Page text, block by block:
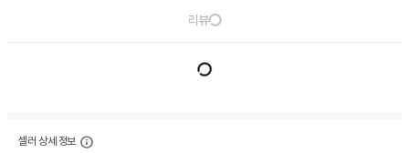
리뷰
셀러 상세 정보